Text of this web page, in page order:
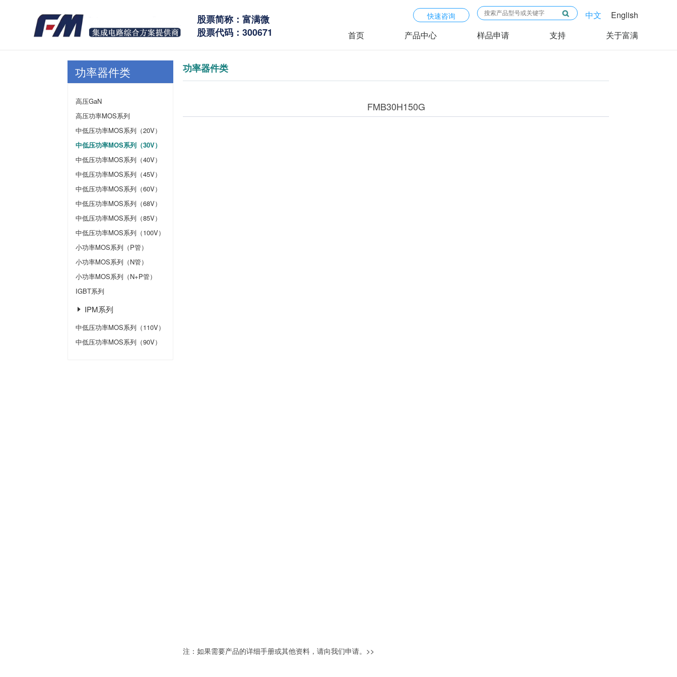
股票简称：富满微
股票代码：300671
快速咨询 中文
English
首页
产品中心 样品申请 支持 关于富满
功率器件类
高压GaN
高压功率MOS系列
中低压功率MOS系列（20V）
中低压功率MOS系列（30V）
中低压功率MOS系列（40V）
中低压功率MOS系列（45V）
中低压功率MOS系列（60V）
中低压功率MOS系列（68V）
中低压功率MOS系列（85V）
中低压功率MOS系列（100V）
小功率MOS系列（P管）
小功率MOS系列（N管）
小功率MOS系列（N+P管）
IGBT系列
IPM系列
中低压功率MOS系列（110V）
中低压功率MOS系列（90V）
功率器件类
FMB30H150G
注：如果需要产品的详细手册或其他资料，请向我们申请。 >>